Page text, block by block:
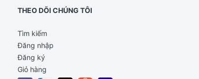
THEO DÕI CHÚNG TÔI
Tìm kiếm
Đăng nhập
Đăng ký
Giỏ hàng